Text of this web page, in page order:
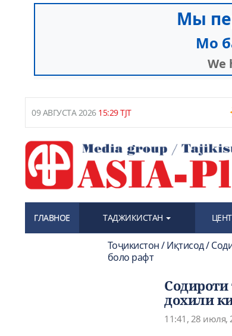
09 АВГУСТА 202615:29 TJT
ГЛАВНОЕ ТАДЖИКИСТАН
Тоҷикистон / Иқтисод /
боло рафт
Содироти
дохили
11:41, 28 июля,